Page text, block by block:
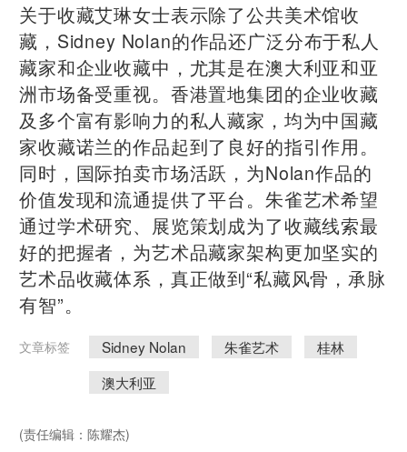
关于收藏艾琳女士表示除了公共美术馆收
藏，Sidney Nolan的作品还广泛分布于私人
藏家和企业收藏中，尤其是在澳大利亚和亚
洲市场备受重视。香港置地集团的企业收藏
及多个富有影响力的私人藏家，均为中国藏
家收藏诺兰的作品起到了良好的指引作用。
同时，国际拍卖市场活跃，为Nolan作品的
价值发现和流通提供了平台。朱雀艺术希望
通过学术研究、展览策划成为了收藏线索最
好的把握者，为艺术品藏家架构更加坚实的
艺术品收藏体系，真正做到“私藏风骨，承脉
有智”。
文章标签 Sidney Nolan 朱雀艺术
桂林
澳大利亚
(责任编辑：陈耀杰)